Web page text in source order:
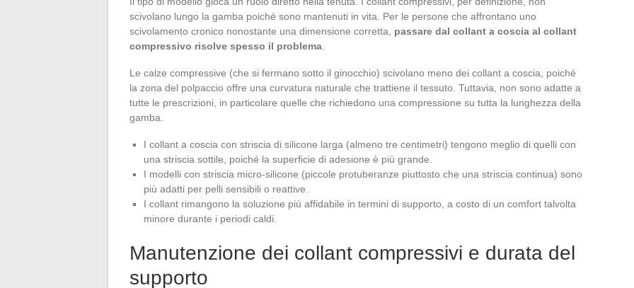
scivolano lungo la gamba poiché sono mantenuti in vita. Per le persone che affrontano uno
scivolamento cronico nonostante una dimensione corretta, passare dal collant a coscia al collant
compressivo risolve spesso il problema
Le calze compressive (che si fermano sotto il ginocchio) scivolano meno dei collant a coscia, poiché
la zona del polpaccio offre una curvatura naturale che trattiene il tessuto. Tuttavia, non sono adatte a
tutte le prescrizioni, in particolare quelle che richiedono una compressione su tutta la lunghezza della
gamba.
I collant a coscia con striscia di silicone larga (almeno tre centimetri) tengono meglio di quelli con
una striscia sottile, poiché la superficie di adesione è più grande.
I modelli con striscia micro-silicone (piccole protuberanze piuttosto che una striscia continua) sono
più adatti per pelli sensibili o reattive.
I collant rimangono la soluzione più affidabile in termini di supporto, a costo di un comfort talvolta
minore durante i periodi caldi.
Manutenzione dei collant compressivi e durata del
supporto